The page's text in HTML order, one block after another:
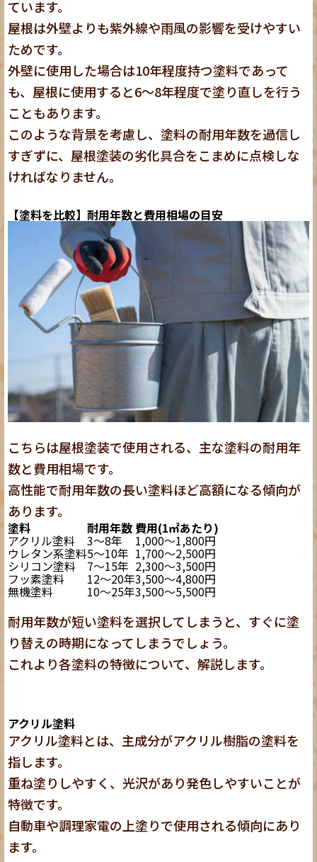
ています。
屋根は外壁よりも紫外線や雨風の影響を受けやすい
ためです。
外壁に使用した場合は10年程度持つ塗料であって
も、屋根に使用すると6〜8年程度で塗り直しを行う
こともあります。
このような背景を考慮し、塗料の耐用年数を過信し
すぎずに、屋根塗装の劣化具合をこまめに点検しな
ければなりません。
【塗料を比較】耐用年数と費用相場の目安
こちらは屋根塗装で使用される、主な塗料の耐用年
数と費用相場です。
高性能で耐用年数の長い塗料ほど高額になる傾向が
あります。
塗料 耐用年数費用(1㎡あたり)
アクリル塗料 3〜8年 1,000〜1,800円
ウレタン系塗料5〜10年 1,700〜2,500円
シリコン塗料 7〜15年 2,300〜3,500円
フッ素塗料 12〜20年3,500〜4,800円
無機塗料 10〜25年3,500〜5,500円
耐用年数が短い塗料を選択してしまうと、すぐに塗
り替えの時期になってしまうでしょう。
これより各塗料の特徴について、解説します。
アクリル塗料
アクリル塗料とは、主成分がアクリル樹脂の塗料を
指します。
重ね塗りしやすく、光沢があり発色しやすいことが
特徴です。
自動車や調理家電の上塗りで使用される傾向にあり
ます。